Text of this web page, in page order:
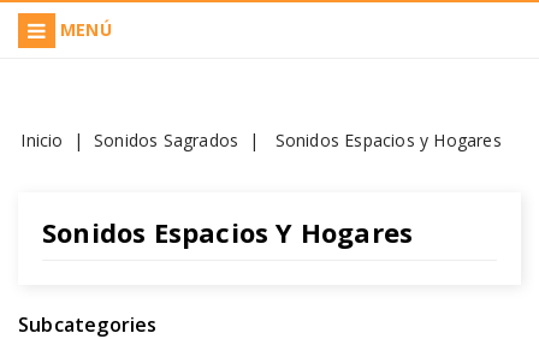
MENÚ
Inicio Sonidos Sagrados Sonidos Espacios y Hogares
Sonidos Espacios Y Hogares
Subcategories